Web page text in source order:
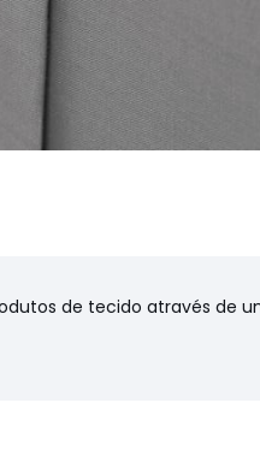
de tecido através de